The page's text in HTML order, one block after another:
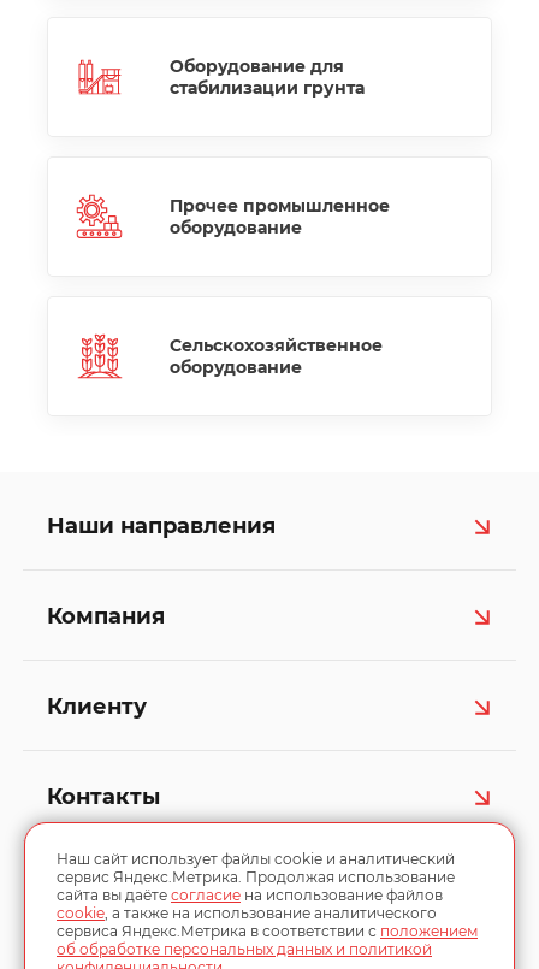
Оборудование для
стабилизации грунта
Прочее промышленное
оборудование
Сельскохозяйственное
оборудование
Наши направления
Компания
Клиенту
Контакты
Наш сайт использует файлы cookie и аналитический
сервис Яндекс.Метрика. Продолжая использование
сайта вы даёте согласие на использование файлов
cookie, а также на использование аналитического
сервиса Яндекс.Метрика в соответствии с положением
об обработке персональных данных и политикой